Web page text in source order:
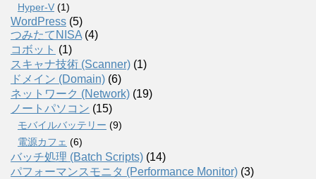
Hyper-V (1)
WordPress (5)
つみたてNISA (4)
コボット (1)
スキャナ技術 (Scanner) (1)
ドメイン (Domain) (6)
ネットワーク (Network) (19)
ノートパソコン (15)
モバイルバッテリー (9)
電源カフェ (6)
バッチ処理 (Batch Scripts) (14)
パフォーマンスモニタ (Performance Monitor) (3)